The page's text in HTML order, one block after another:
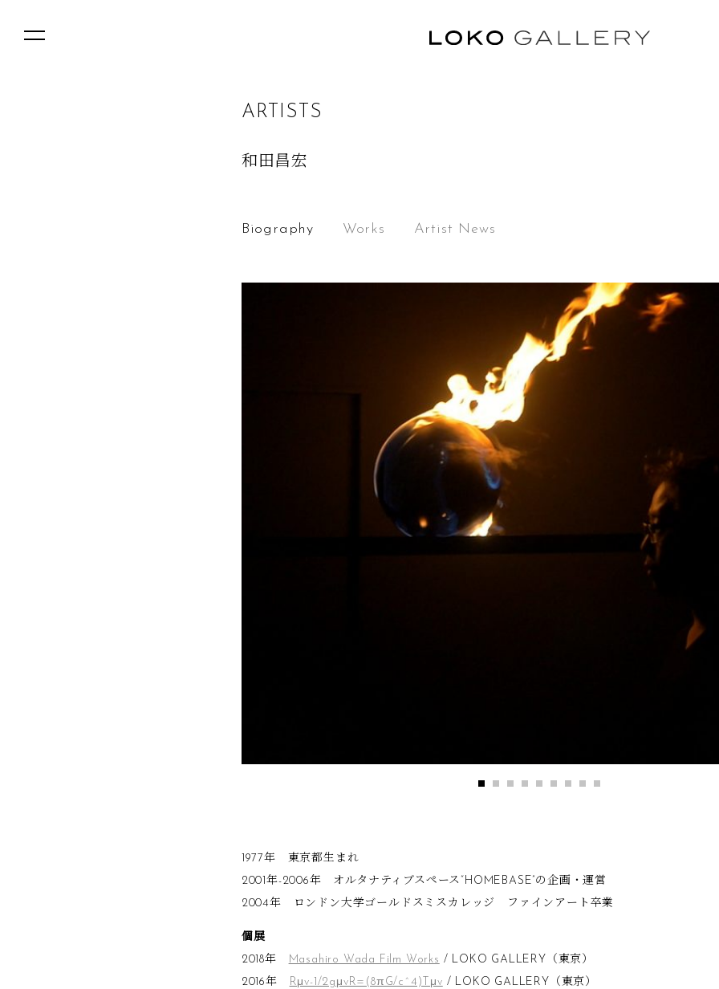
AR T I S T S
和田昌宏
Biography Works Artist News
1977年 東京都生まれ
2001年-2006年 オルタナティブスペース“HOMEBASE”の企画・運営
2004年 ロンドン大学ゴールドスミスカレッジ ファインアート卒業
個展
2018年 Masahiro Wada Film Works / LOKO GALLERY（東京）
2016年 Rμv-1/2gμvR=(8πG/c^4)Tμv / LOKO GALLERY（東京）